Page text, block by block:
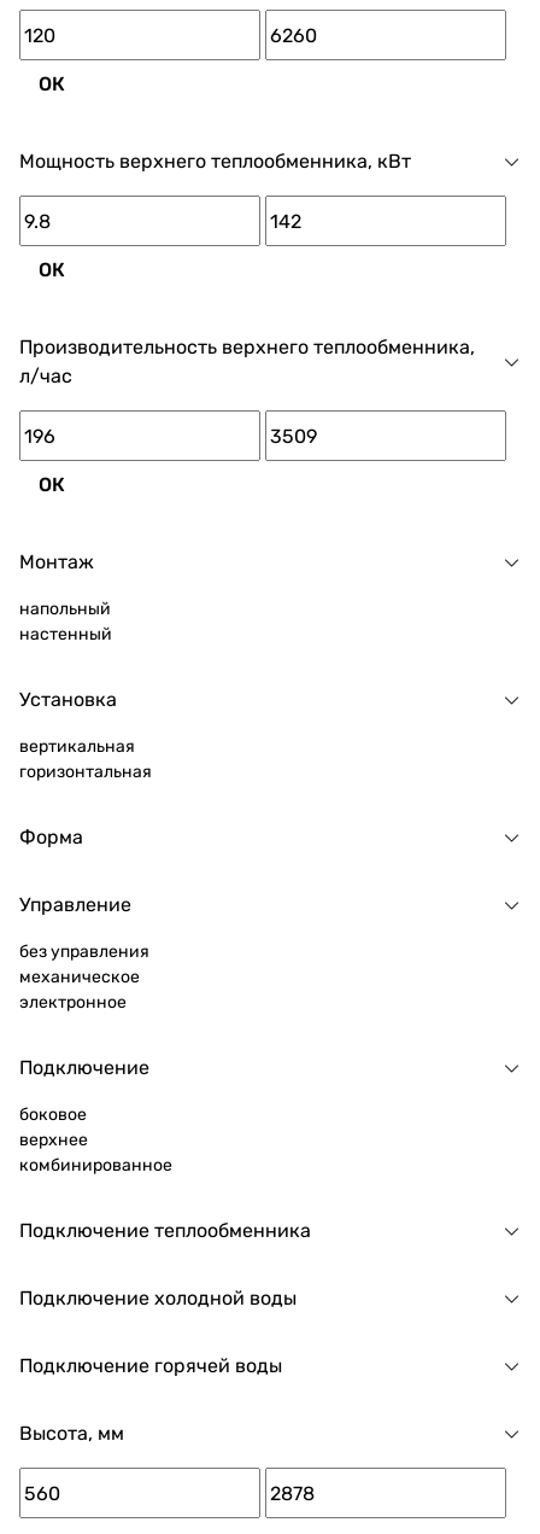
ОК
Мощность верхнего теплообменника, кВт
ОК
Производительность верхнего теплообменника,
л/час
ОК
Монтаж
напольный
настенный
Установка
вертикальная
горизонтальная
Форма
Управление
без управления
механическое
электронное
Подключение
боковое
верхнее
комбинированное
Подключение теплообменника
Подключение холодной воды
Подключение горячей воды
Высота, мм